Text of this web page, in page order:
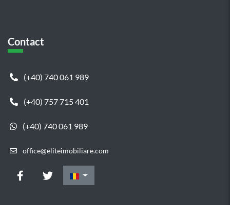
Contact
(+40) 740 061 989
(+40) 757 715 401
(+40) 740 061 989
office@eliteimobiliare.com